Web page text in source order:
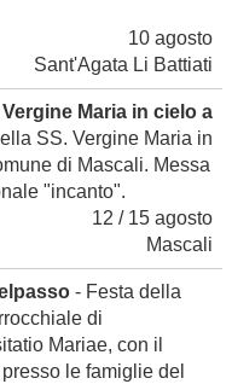
10 agosto
Sant'Agata Li Battiati
Maria in cielo a
SS. Vergine Maria in
di Mascali. Messa
"incanto".
12 / 15 agosto
Mascali
- Festa della
di
Mariae, con il
le famiglie del